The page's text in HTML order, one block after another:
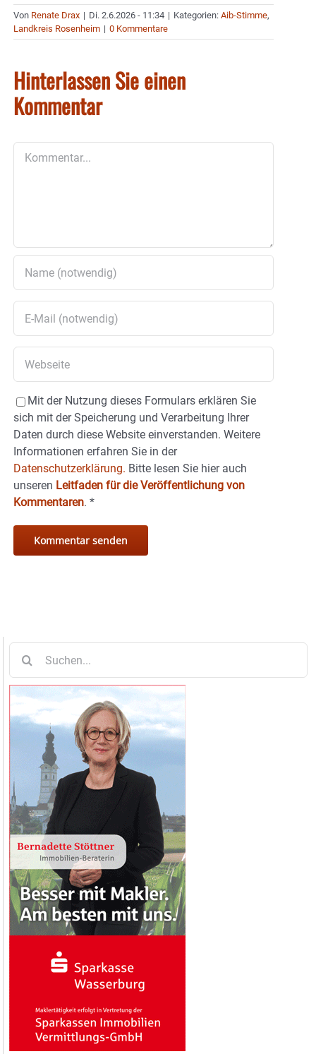
Von Renate Drax | Di. 2.6.2026 - 11:34 | Kategorien: Aib-Stimme,
Landkreis Rosenheim | 0 Kommentare
Hinterlassen Sie einen
Kommentar
Mit der Nutzung dieses Formulars erklären Sie
sich mit der Speicherung und Verarbeitung Ihrer
Daten durch diese Website einverstanden. Weitere
Informationen erfahren Sie in der
Datenschutzerklärung. Bitte lesen Sie hier auch
unseren Leitfaden für die Veröffentlichung von
Kommentaren. *
nach: